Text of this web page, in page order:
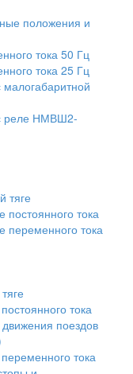
положения и
тока 50 Гц
тока 25 Гц
реле НМВШ2-
тяге
тока
переменного тока
тока
поездов
тока